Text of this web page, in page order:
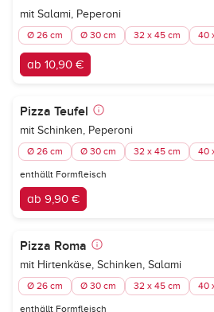
mit Salami, Peperoni
Ø 26 cm Ø 30 cm 32 x 45 cm 40
ab 10,90 €
Pizza Teufel
mit Schinken, Peperoni
Ø 26 cm Ø 30 cm 32 x 45 cm 40
enthällt Formfleisch
ab 9,90 €
Pizza Roma
mit Hirtenkäse, Schinken, Salami
Ø 26 cm Ø 30 cm 32 x 45 cm 40
enthällt Formfleisch